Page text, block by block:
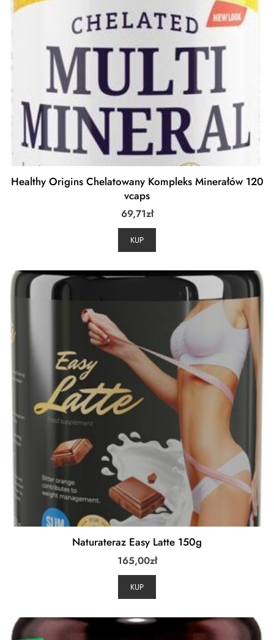
Healthy Origins Chelatowany Kompleks Minerałów 120
vcaps
69,71zł
KUP
Naturateraz Easy Latte 150g
165,00zł
KUP